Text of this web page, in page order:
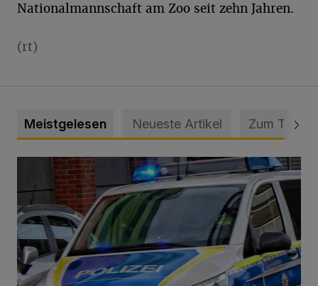
Nationalmannschaft am Zoo seit zehn Jahren.
(rt)
Meistgelesen Neueste Artikel Zum Thema
Mann beschädigt Autos in Parkhaus